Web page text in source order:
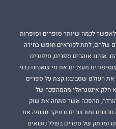
לכמה שיותר סופרים וסופרות
שלהם, לתת לקוראים חופש בחירה
אנחנו אוהבים ספרים, סיפורים
מעצבים את מי שאנחנו כבני
את העולם שסביבנו.קצת על ספרים
חלק אינטגראלי מהמהפכה של
מהפכה אשר פתחה את שוק
חדשים ומוכשרים ובעיקר חשפה את
ומרתק של ספרים בשלל נושאים